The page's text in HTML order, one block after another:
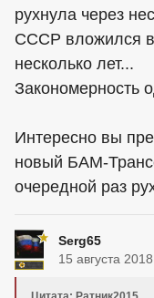
рухнула через
СССР вложился
несколько лет...
Закономерность
Интересно вы
новый БАМ-
очередной раз
Serg65
15 августа